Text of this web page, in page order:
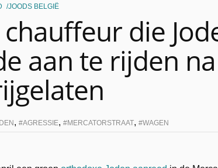
in België op de beklaagdenbank”
JOODS BELGIË
die
aan te rijden
, AGRESSIE, MERCATORSTRAAT, WAGEN